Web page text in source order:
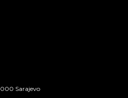
Sarajevo